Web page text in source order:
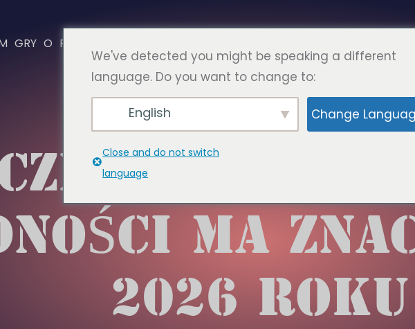
GRY O FAQ
MA
2026 ROKU
We've detected you might be speaking a different
language. Do you want to change to:
English Change
Close and do not switch
language